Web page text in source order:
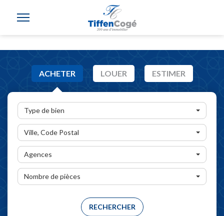
ACHETER LOUER ESTIMER
Type de bien
Ville, Code Postal
Agences
Nombre de pièces